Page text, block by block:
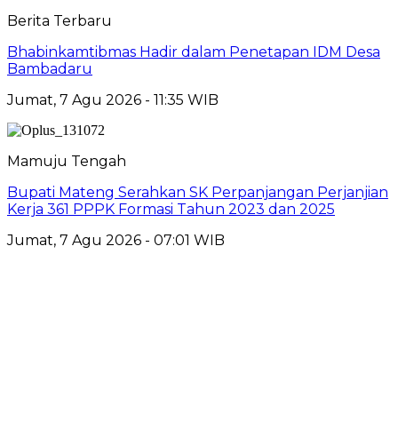
Berita Terbaru
Bhabinkamtibmas Hadir dalam Penetapan IDM Desa
Bambadaru
Jumat, 7 Agu 2026 - 11:35 WIB
Mamuju Tengah
Bupati Mateng Serahkan SK Perpanjangan Perjanjian
Kerja 361 PPPK Formasi Tahun 2023 dan 2025
Jumat, 7 Agu 2026 - 07:01 WIB